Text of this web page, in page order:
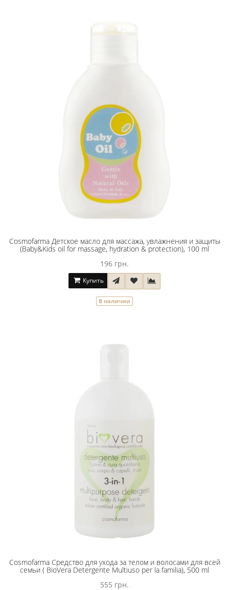
Cosmofarma Детское масло для массажа, увлажнения и защиты
(Baby&Kids oil for massage, hydration & protection), 100 ml
196 грн.
Купить
В наличии
Cosmofarma Средство для ухода за телом и волосами для всей
семьи ( BioVera Detergente Multiuso per la familia), 500 ml
555 грн.